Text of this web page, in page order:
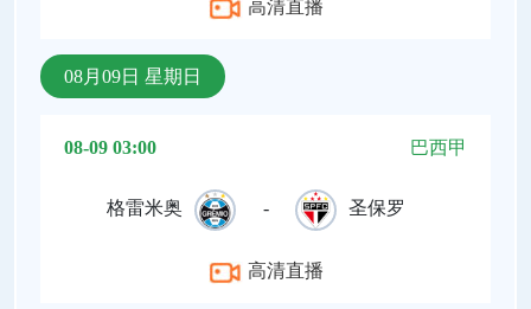
高清直播
08月09日 星期日
08-09 03:00 巴西甲
格雷米奥 - 圣保罗
高清直播